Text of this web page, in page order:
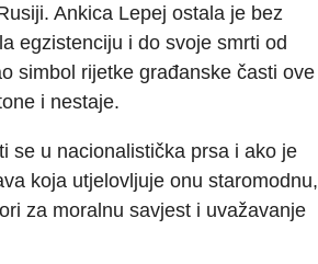
Ankica Lepej ostala je bez
egzistenciju i do svoje smrti od
simbol rijetke građanske časti ove
i nestaje.
se u nacionalistička prsa i ako je
koja utjelovljuje onu staromodnu,
za moralnu savjest i uvažavanje